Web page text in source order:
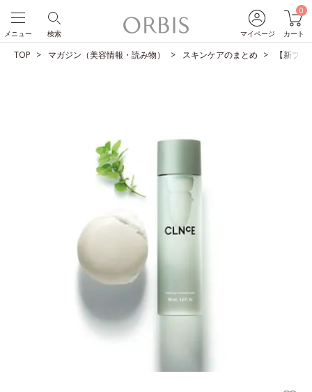
マイページ
0
カート
検索
メニュー
TOP マガジン（美容情報・読み物） スキンケアのまとめ 【新ブ